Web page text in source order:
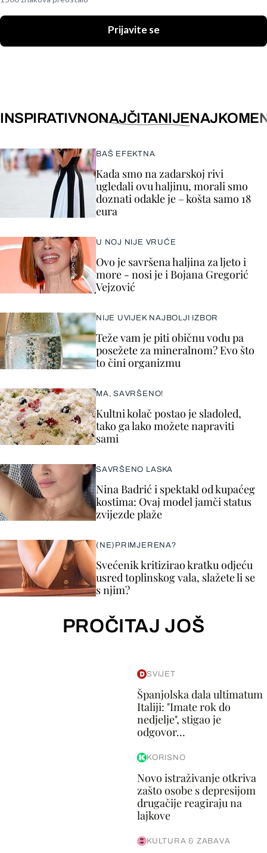
Prijavite se
INSPIRATIVNONAJČITANIJE
BAŠ EFEKTNA
Kada smo na zadarskoj rivi
ugledali ovu haljinu, morali smo
doznati odakle je – košta samo 18
eura
U NOJ NIJE VRUĆE
Ovo je savršena haljina za ljeto i
more - nosi je i Bojana Gregorić
Vejzović
NIJE UVIJEK NAJBOLJI IZBOR
Teže vam je piti običnu vodu pa
posežete za mineralnom? Evo što
to čini organizmu
MA, SAVRŠENO!
Kultni kolač postao je sladoled,
tako ga lako možete napraviti
sami
SAVRŠENO LASKA
Nina Badrić i spektakl od kupaćeg
kostima: Ovaj model jamči status
zvijezde plaže
(NE)PRIMJERENA?
Svećenik kritizirao kratku odjeću
usred toplinskog vala, slažete li se
s njim?
PROČITAJ JOŠ
SVIJET
Španjolska dala ultimatum
Italiji: "Imate rok do
nedjelje", stigao je
odgovor...
KORISNO
Novo istraživanje otkriva
zašto osobe s depresijom
drugačije reagiraju na
lajkove
KULTURA & ZABAVA